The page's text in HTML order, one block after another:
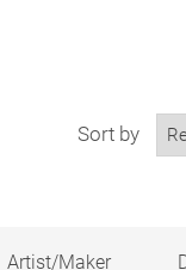
Sort by
Artist/Maker